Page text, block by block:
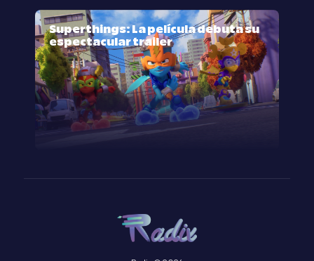
Superthings: La película debuta su
espectacular trailer